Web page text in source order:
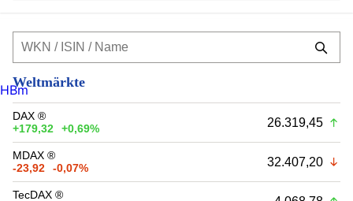
Weltmärkte
DAX ®
+179,32
+0,69% 26.319,45
MDAX ®
-23,92
-0,07% 32.407,20
TecDAX ®
HBm